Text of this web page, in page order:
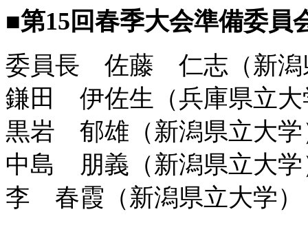
■第15回春季大会準備委員
委員長 佐藤 仁志（新潟
鎌田 伊佐生（兵庫県立大
黒岩 郁雄（新潟県立大学
中島 朋義（新潟県立大学
李 春霞（新潟県立大学）